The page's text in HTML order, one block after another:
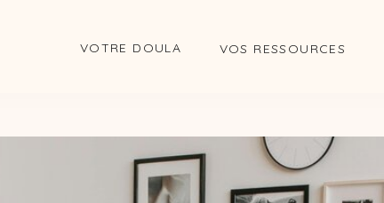
VOS RESSOURCES
VOTRE DOULA